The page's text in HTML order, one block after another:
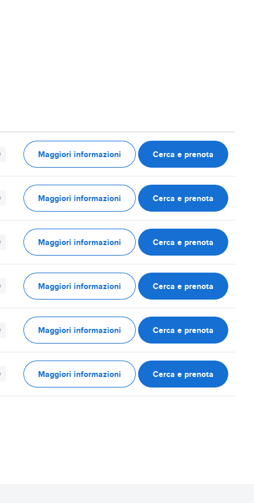
Maggiori informazioni Cerca e prenota
Maggiori informazioni Cerca e prenota
Maggiori informazioni Cerca e prenota
Maggiori informazioni Cerca e prenota
Maggiori informazioni Cerca e prenota
Maggiori informazioni Cerca e prenota